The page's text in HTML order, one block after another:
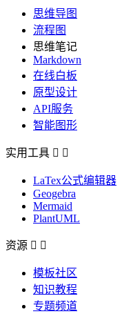
思维导图
流程图
思维笔记
Markdown
在线白板
原型设计
API服务
智能图形
实用工具  
LaTex公式编辑器
Geogebra
Mermaid
PlantUML
资源  
模板社区
知识教程
专题频道